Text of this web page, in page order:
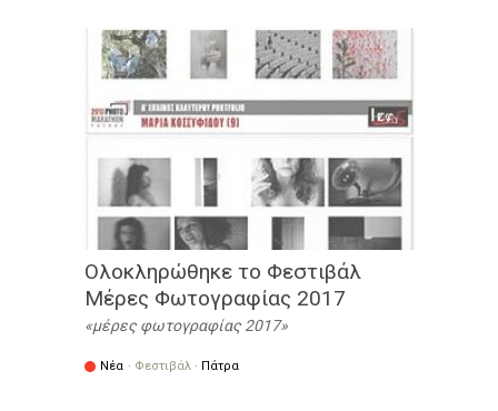
Ολοκληρώθηκε το Φεστιβάλ
Μέρες Φωτογραφίας 2017
μέρες φωτογραφίας 2017
Νέα · Φεστιβάλ · Πάτρα